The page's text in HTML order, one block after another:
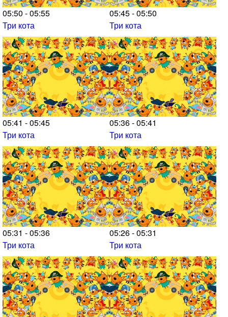
05:50 - 05:55
Три кота
05:45 - 05:50
Три кота
05:41 - 05:45
Три кота
05:36 - 05:41
Три кота
05:31 - 05:36
Три кота
05:26 - 05:31
Три кота